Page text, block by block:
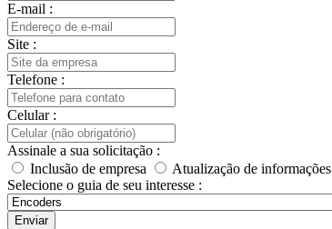
E-mail :
Site :
Telefone :
Celular :
Assinale a sua solicitação :
Inclusão de empresa
Atualização de informações
Selecione o guia de seu interesse :
Enviar